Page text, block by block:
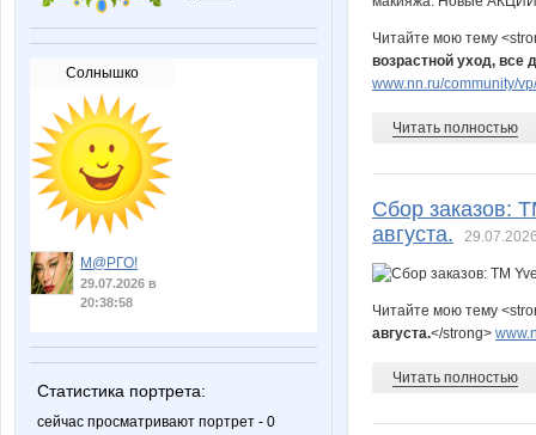
Солнышко
М@РГО!
29.07.2026 в
20:38:58
Статистика портрета:
сейчас просматривают портрет - 0
Читайте мою тему
возрастной уход, все
www.nn.ru/community/
Читать полностью
Сбор заказов:
августа.
Читайте мою тему
августа.</strong>
Читать полностью